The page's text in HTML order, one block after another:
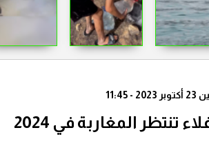
- 11:45
تنتظر المغاربة في 2024